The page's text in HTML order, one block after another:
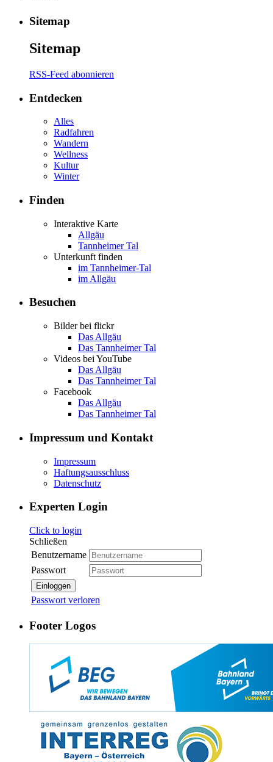
Sitemap
Sitemap
RSS-Feed abonnieren
Entdecken
Alles
Radfahren
Wandern
Wellness
Kultur
Winter
Finden
Interaktive Karte
Allgäu
Tannheimer Tal
Unterkunft finden
im Tannheimer-Tal
im Allgäu
Besuchen
Bilder bei flickr
Das Allgäu
Das Tannheimer Tal
Videos bei YouTube
Das Allgäu
Das Tannheimer Tal
Facebook
Das Allgäu
Das Tannheimer Tal
Impressum und Kontakt
Impressum
Haftungsausschluss
Datenschutz
Experten Login
Click to login
Schließen
Benutzername
Passwort
Einloggen
Passwort verloren
Footer Logos